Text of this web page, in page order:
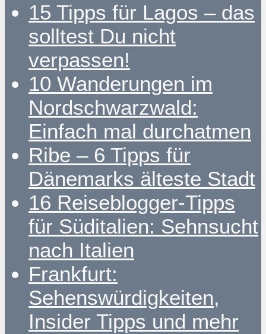
15 Tipps für Lagos – das
solltest Du nicht
verpassen!
10 Wanderungen im
Nordschwarzwald:
Einfach mal durchatmen
Ribe – 6 Tipps für
Dänemarks älteste Stadt
16 Reiseblogger-Tipps
für Süditalien: Sehnsucht
nach Italien
Frankfurt:
Sehenswürdigkeiten,
Insider Tipps und mehr